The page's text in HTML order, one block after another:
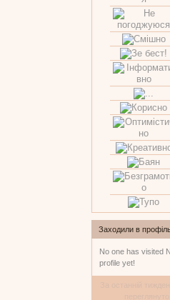
Заходили в
No one has visited
profile yet!